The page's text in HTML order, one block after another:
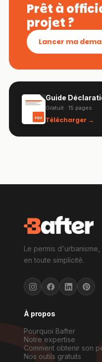
Prêt à
projet ?
Lancer ma
PDF
Guide
Gratuit · 15 pages
Télécharger →
Le permis d'urbanisme,
en toute simplicité.
À propos
Pourquoi Bafter
Notre expertise
Comment obtenir son
Nos outils gratuits